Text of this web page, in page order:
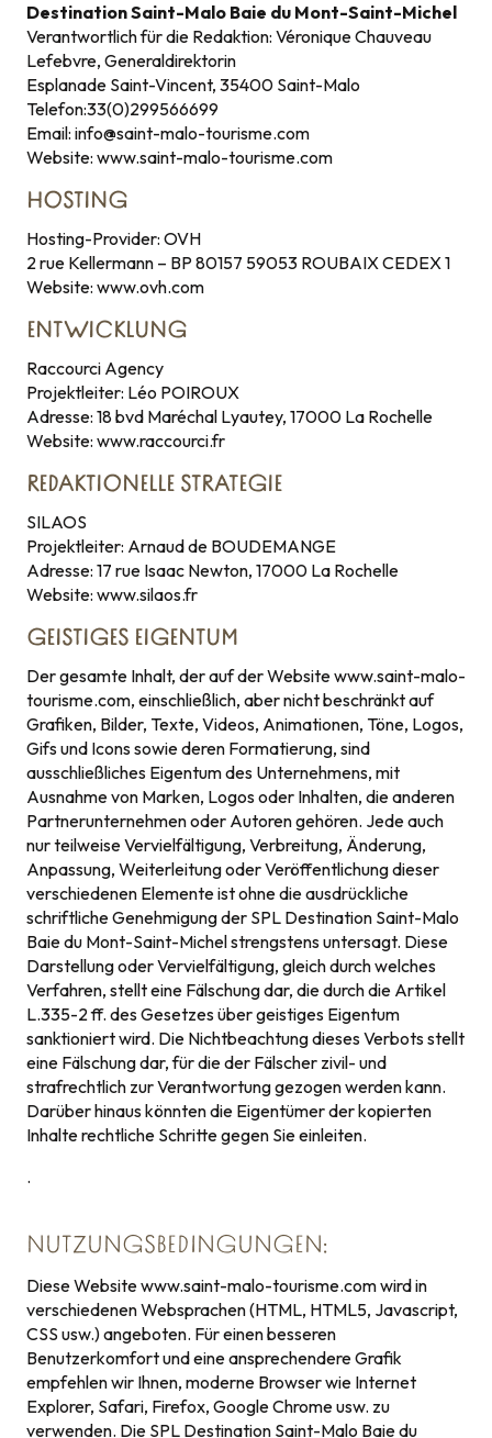
Destination Saint-Malo Baie du Mont-Saint-Michel
Verantwortlich für die Redaktion: Véronique Chauveau
Lefebvre, Generaldirektorin
Esplanade Saint-Vincent, 35400 Saint-Malo
Telefon:33(0)299566699
Email: info@saint-malo-tourisme.com
Website: www.saint-malo-tourisme.com
HOSTING
Hosting-Provider: OVH
2 rue Kellermann – BP 80157 59053 ROUBAIX CEDEX 1
Website: www.ovh.com
ENTWICKLUNG
Raccourci Agency
Projektleiter: Léo POIROUX
Adresse: 18 bvd Maréchal Lyautey, 17000 La Rochelle
Website: www.raccourci.fr
REDAKTIONELLE STRATEGIE
SILAOS
Projektleiter: Arnaud de BOUDEMANGE
Adresse: 17 rue Isaac Newton, 17000 La Rochelle
Website: www.silaos.fr
GEISTIGES EIGENTUM
Der gesamte Inhalt, der auf der Website www.saint-malo-
tourisme.com, einschließlich, aber nicht beschränkt auf
Grafiken, Bilder, Texte, Videos, Animationen, Töne, Logos,
Gifs und Icons sowie deren Formatierung, sind
ausschließliches Eigentum des Unternehmens, mit
Ausnahme von Marken, Logos oder Inhalten, die anderen
Partnerunternehmen oder Autoren gehören. Jede auch
nur teilweise Vervielfältigung, Verbreitung, Änderung,
Anpassung, Weiterleitung oder Veröffentlichung dieser
verschiedenen Elemente ist ohne die ausdrückliche
schriftliche Genehmigung der SPL Destination Saint-Malo
Baie du Mont-Saint-Michel strengstens untersagt. Diese
Darstellung oder Vervielfältigung, gleich durch welches
Verfahren, stellt eine Fälschung dar, die durch die Artikel
L.335-2 ff. des Gesetzes über geistiges Eigentum
sanktioniert wird. Die Nichtbeachtung dieses Verbots stellt
eine Fälschung dar, für die der Fälscher zivil- und
strafrechtlich zur Verantwortung gezogen werden kann.
Darüber hinaus könnten die Eigentümer der kopierten
Inhalte rechtliche Schritte gegen Sie einleiten.
.
NUTZUNGSBEDINGUNGEN:
Diese Website www.saint-malo-tourisme.com wird in
verschiedenen Websprachen (HTML, HTML5, Javascript,
CSS usw.) angeboten. Für einen besseren
Benutzerkomfort und eine ansprechendere Grafik
empfehlen wir Ihnen, moderne Browser wie Internet
Explorer, Safari, Firefox, Google Chrome usw. zu
verwenden. Die SPL Destination Saint-Malo Baie du